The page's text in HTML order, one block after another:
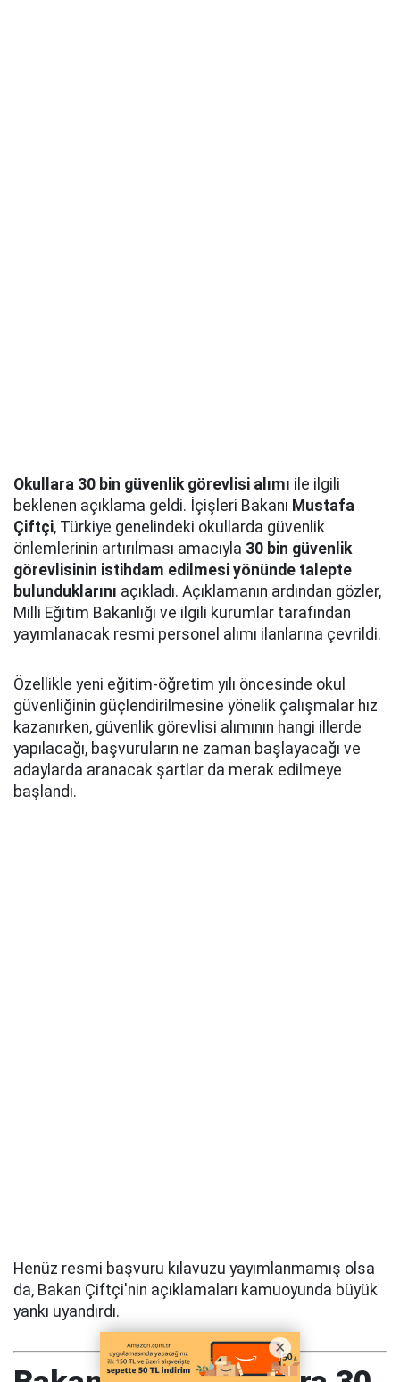
Okullara 30 bin güvenlik görevlisi alımı ile ilgili
beklenen açıklama geldi. İçişleri Bakanı Mustafa
Çiftçi, Türkiye genelindeki okullarda güvenlik
önlemlerinin artırılması amacıyla 30 bin güvenlik
görevlisinin istihdam edilmesi yönünde talepte
bulunduklarını açıkladı. Açıklamanın ardından gözler,
Milli Eğitim Bakanlığı ve ilgili kurumlar tarafından
yayımlanacak resmi personel alımı ilanlarına çevrildi.
Özellikle yeni eğitim-öğretim yılı öncesinde okul
güvenliğinin güçlendirilmesine yönelik çalışmalar hız
kazanırken, güvenlik görevlisi alımının hangi illerde
yapılacağı, başvuruların ne zaman başlayacağı ve
adaylarda aranacak şartlar da merak edilmeye
başlandı.
Henüz resmi başvuru kılavuzu yayımlanmamış olsa
da, Bakan Çiftçi'nin açıklamaları kamuoyunda büyük
yankı uyandırdı.